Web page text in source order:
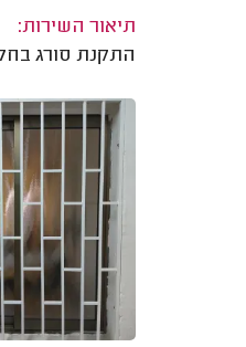
תיאור השירות:
התקנת סורג